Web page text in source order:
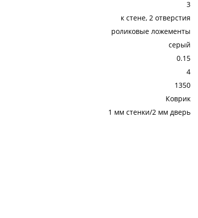
3
к стене, 2 отверстия
роликовые ложементы
серый
0.15
4
1350
Коврик
1 мм стенки/2 мм дверь